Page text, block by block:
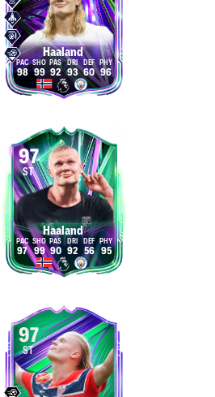
Haaland
98 99 92 93 60 96
97
ST
Haaland
97 99 90 92 56 95
97
ST